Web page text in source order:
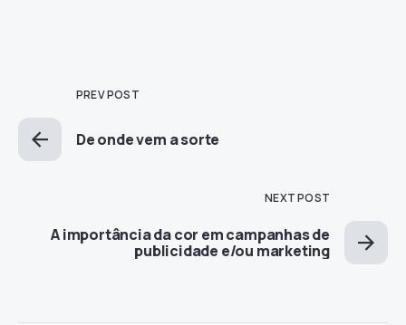
PREV POST
De onde vem a sorte
NEXT POST
A importância da cor em campanhas de
publicidade e/ou marketing